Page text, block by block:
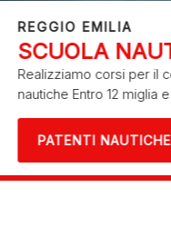
REGGIO EMILIA
SCUOLA
Realizziamo corsi per il
nautiche Entro 12 miglia
PATENTI NAUTICHE